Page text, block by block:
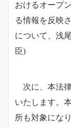
おけるオープ
る情報を反映
について、浅
臣)
次に、本法
いたします。
所も対象にな